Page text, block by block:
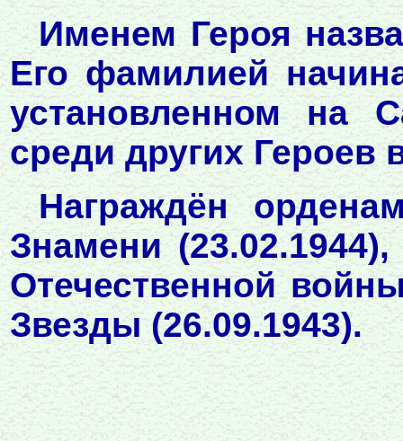
Именем Героя
Его фамилией
установленном на
среди других
Награждён
Знамени
Отечественной
Звезды (26.09.1943).